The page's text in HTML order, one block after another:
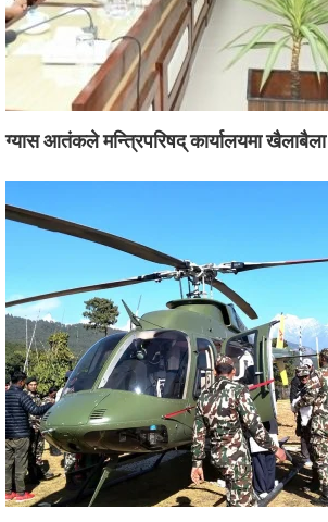
ग्यास आतंकले मन्त्रिपरिषद् कार्यालयमा खैलाबैला